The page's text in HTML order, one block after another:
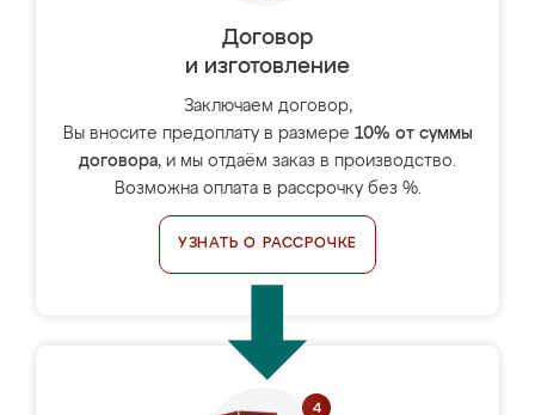
Договор
и изготовление
Заключаем договор,
Вы вносите предоплату в размере 10% от суммы
договора, и мы отдаём заказ в производство.
Возможна оплата в рассрочку без %.
УЗНАТЬ О РАССРОЧКЕ